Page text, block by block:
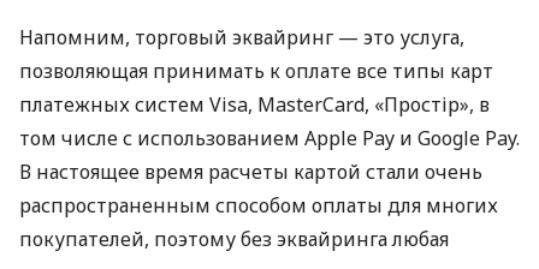
Напомним, торговый эквайринг — это услуга,
позволяющая принимать к оплате все типы карт
платежных систем Visa, MasterCard, «Простір», в
том числе с использованием Apple Pay и Google Pay.
В настоящее время расчеты картой стали очень
распространенным способом оплаты для многих
покупателей, поэтому без эквайринга любая